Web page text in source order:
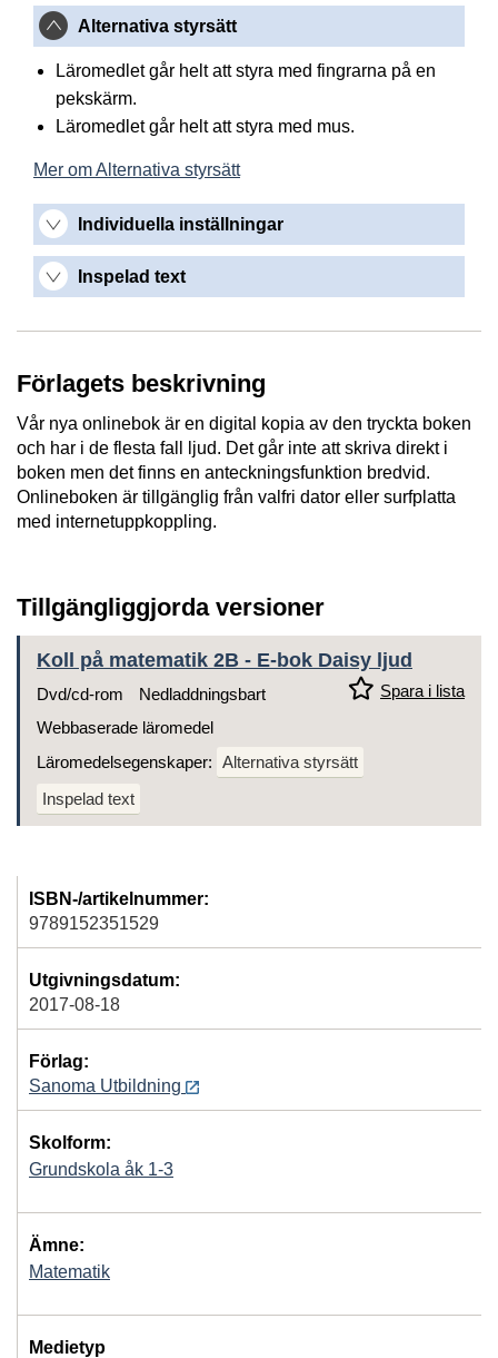
Alternativa styrsätt
Läromedlet går helt att styra med fingrarna på en
pekskärm.
Läromedlet går helt att styra med mus.
Mer om Alternativa styrsätt
Individuella inställningar
Inspelad text
Förlagets beskrivning
Vår nya onlinebok är en digital kopia av den tryckta boken
och har i de flesta fall ljud. Det går inte att skriva direkt i
boken men det finns en anteckningsfunktion bredvid.
Onlineboken är tillgänglig från valfri dator eller surfplatta
med internetuppkoppling.
Tillgängliggjorda versioner
Koll på matematik 2B - E-bok Daisy ljud
Spara i lista
Dvd/cd-rom
Nedladdningsbart
Webbaserade läromedel
Läromedelsegenskaper: Alternativa styrsätt
Inspelad text
ISBN-/artikelnummer:
9789152351529
Utgivningsdatum:
2017-08-18
Förlag:
Sanoma Utbildning
Skolform:
Grundskola åk 1-3
Ämne:
Matematik
Medietyp